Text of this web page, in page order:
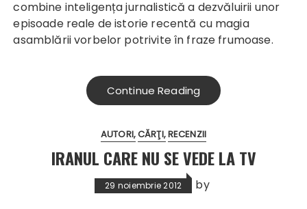
combine inteligența jurnalistică a dezvăluirii unor
episoade reale de istorie recentă cu magia
asamblării vorbelor potrivite în fraze frumoase.
Continue Reading
AUTORI CĂRŢI RECENZII
IRANUL CARE NU SE VEDE LA TV
29 noiembrie 2012 by